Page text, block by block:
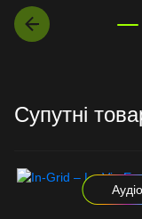
Супутні